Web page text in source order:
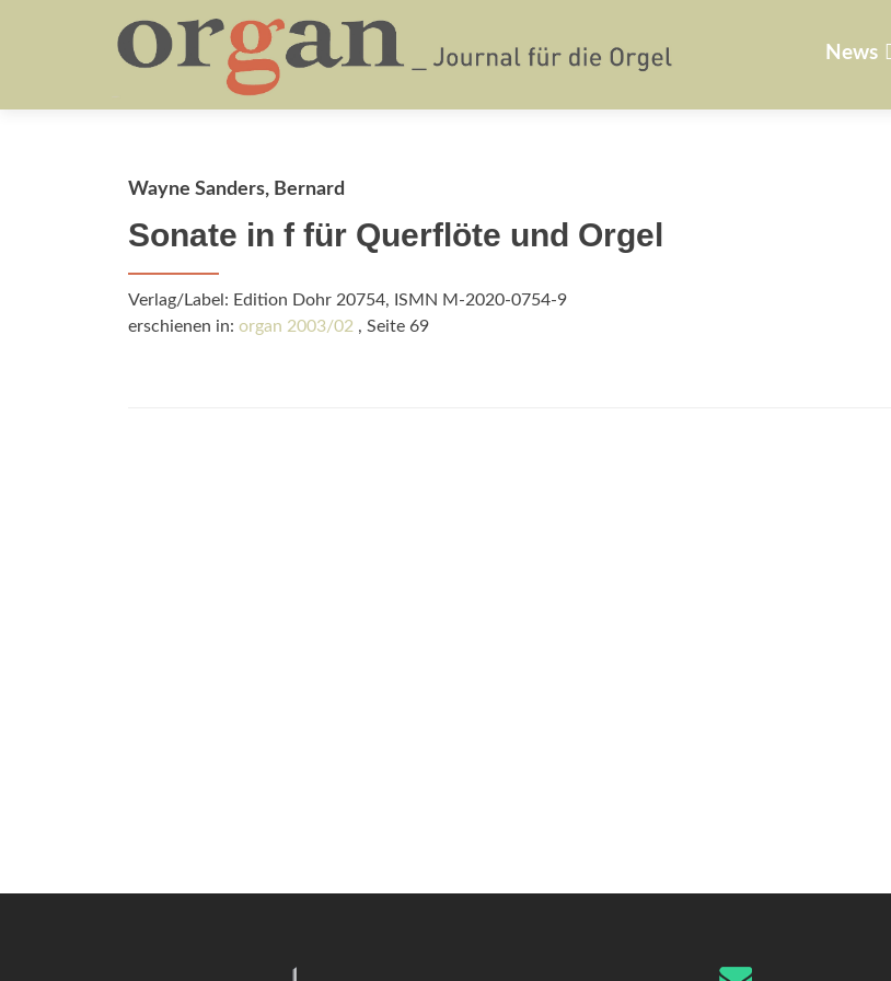
springen
News
Wayne Sanders, Bernard
Sonate in f für Querflöte und Orgel
Verlag/Label: Edition Dohr 20754, ISMN M-2020-0754-9
erschienen in: organ 2003/02 , Seite 69